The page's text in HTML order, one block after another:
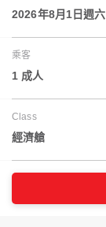
2026年8月1日週六
乘客
1 成人
Class
經濟艙